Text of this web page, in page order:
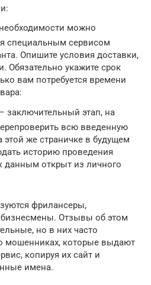
можно
специальным сервисом
Опишите условия доставки,
Обязательно укажите срок
вам потребуется времени
заключительный этап, на
всю введенную
же страничке в будущем
историю проведения
данным открыт из личного
фрилансеры,
Отзывы об этом
но в них часто
мошенниках, которые выдают
копируя их сайт и
имена.